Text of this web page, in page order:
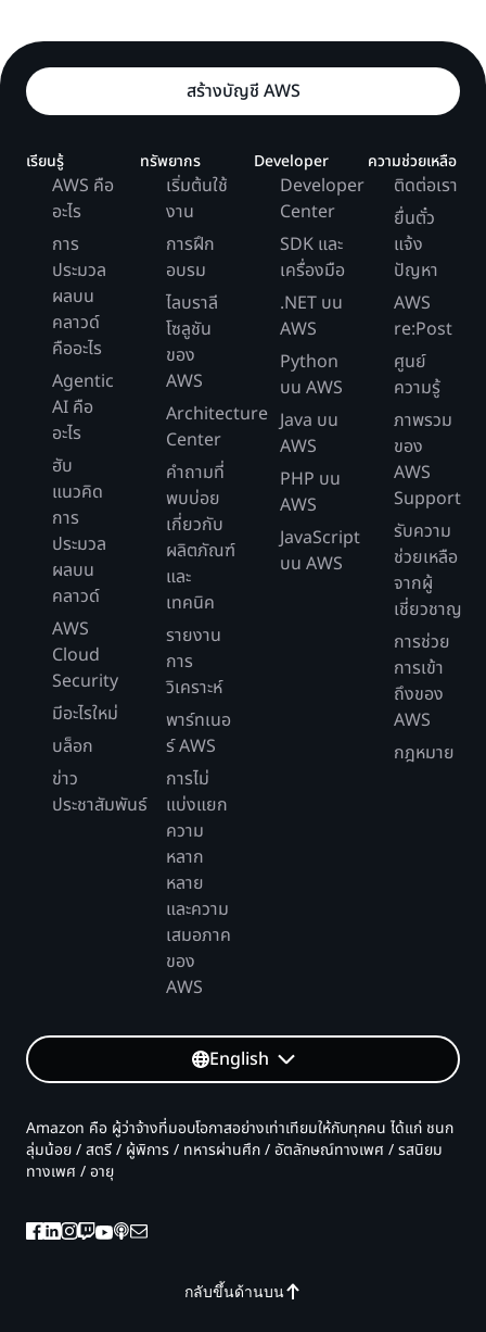
สร้างบัญชี AWS
เรียนรู้
AWS คือ
อะไร
การ
ประมวล
ผลบน
คลาวด์
คืออะไร
Agentic
AI คือ
อะไร
ฮับ
แนวคิด
การ
ประมวล
ผลบน
คลาวด์
AWS
Cloud
Security
มีอะไรใหม่
บล็อก
ข่าว
ประชาสัมพันธ์
ทรัพยากร
เริ่มต้นใช้
งาน
การฝึก
อบรม
ไลบราลี
โซลูชัน
ของ
AWS
Architecture
Center
คำถามที่
พบบ่อย
เกี่ยวกับ
ผลิตภัณฑ์
และ
เทคนิค
รายงาน
การ
วิเคราะห์
พาร์ทเนอ
ร์ AWS
การไม่
แบ่งแยก
ความ
หลาก
หลาย
และความ
เสมอภาค
ของ
AWS
Developer
Developer
Center
SDK และ
เครื่องมือ
.NET บน
AWS
Python
บน AWS
Java บน
AWS
PHP บน
AWS
JavaScript
บน AWS
ความช่วยเหลือ
ติดต่อเรา
ยื่นตั๋ว
แจ้ง
ปัญหา
AWS
re:Post
ศูนย์
ความรู้
ภาพรวม
ของ
AWS
Support
รับความ
ช่วยเหลือ
จากผู้
เชี่ยวชาญ
การช่วย
การเข้า
ถึงของ
AWS
กฎหมาย
English
กลับขึ้นด้านบน
Amazon คือ ผู้ว่าจ้างที่มอบโอกาสอย่างเท่าเทียมให้กับทุกคน ได้แก่ ชนก
ลุ่มน้อย / สตรี / ผู้พิการ / ทหารผ่านศึก / อัตลักษณ์ทางเพศ / รสนิยม
ทางเพศ / อายุ